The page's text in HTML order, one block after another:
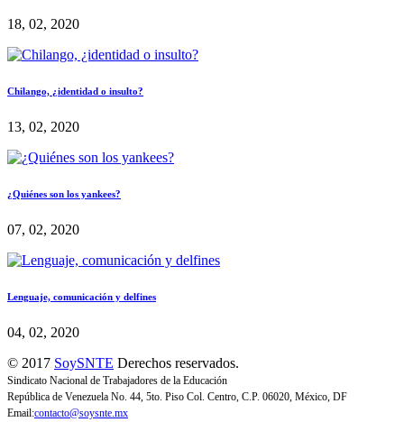
18, 02, 2020
Chilango, ¿identidad o insulto?
13, 02, 2020
¿Quiénes son los yankees?
07, 02, 2020
Lenguaje, comunicación y delfines
04, 02, 2020
© 2017 SoySNTE Derechos reservados.
Sindicato Nacional de Trabajadores de la Educación
República de Venezuela No. 44, 5to. Piso Col. Centro, C.P. 06020, México, DF
Email:contacto@soysnte.mx